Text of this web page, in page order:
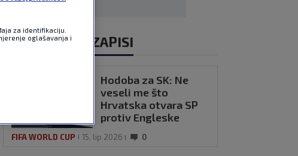
OSTALI VIDEOZAPISI
Hodoba za SK: Ne
veseli me što
Hrvatska otvara SP
protiv Engleske
FIFA WORLD CUP 15. lip 2026 0
za identifikaciju.
oglašavanja i